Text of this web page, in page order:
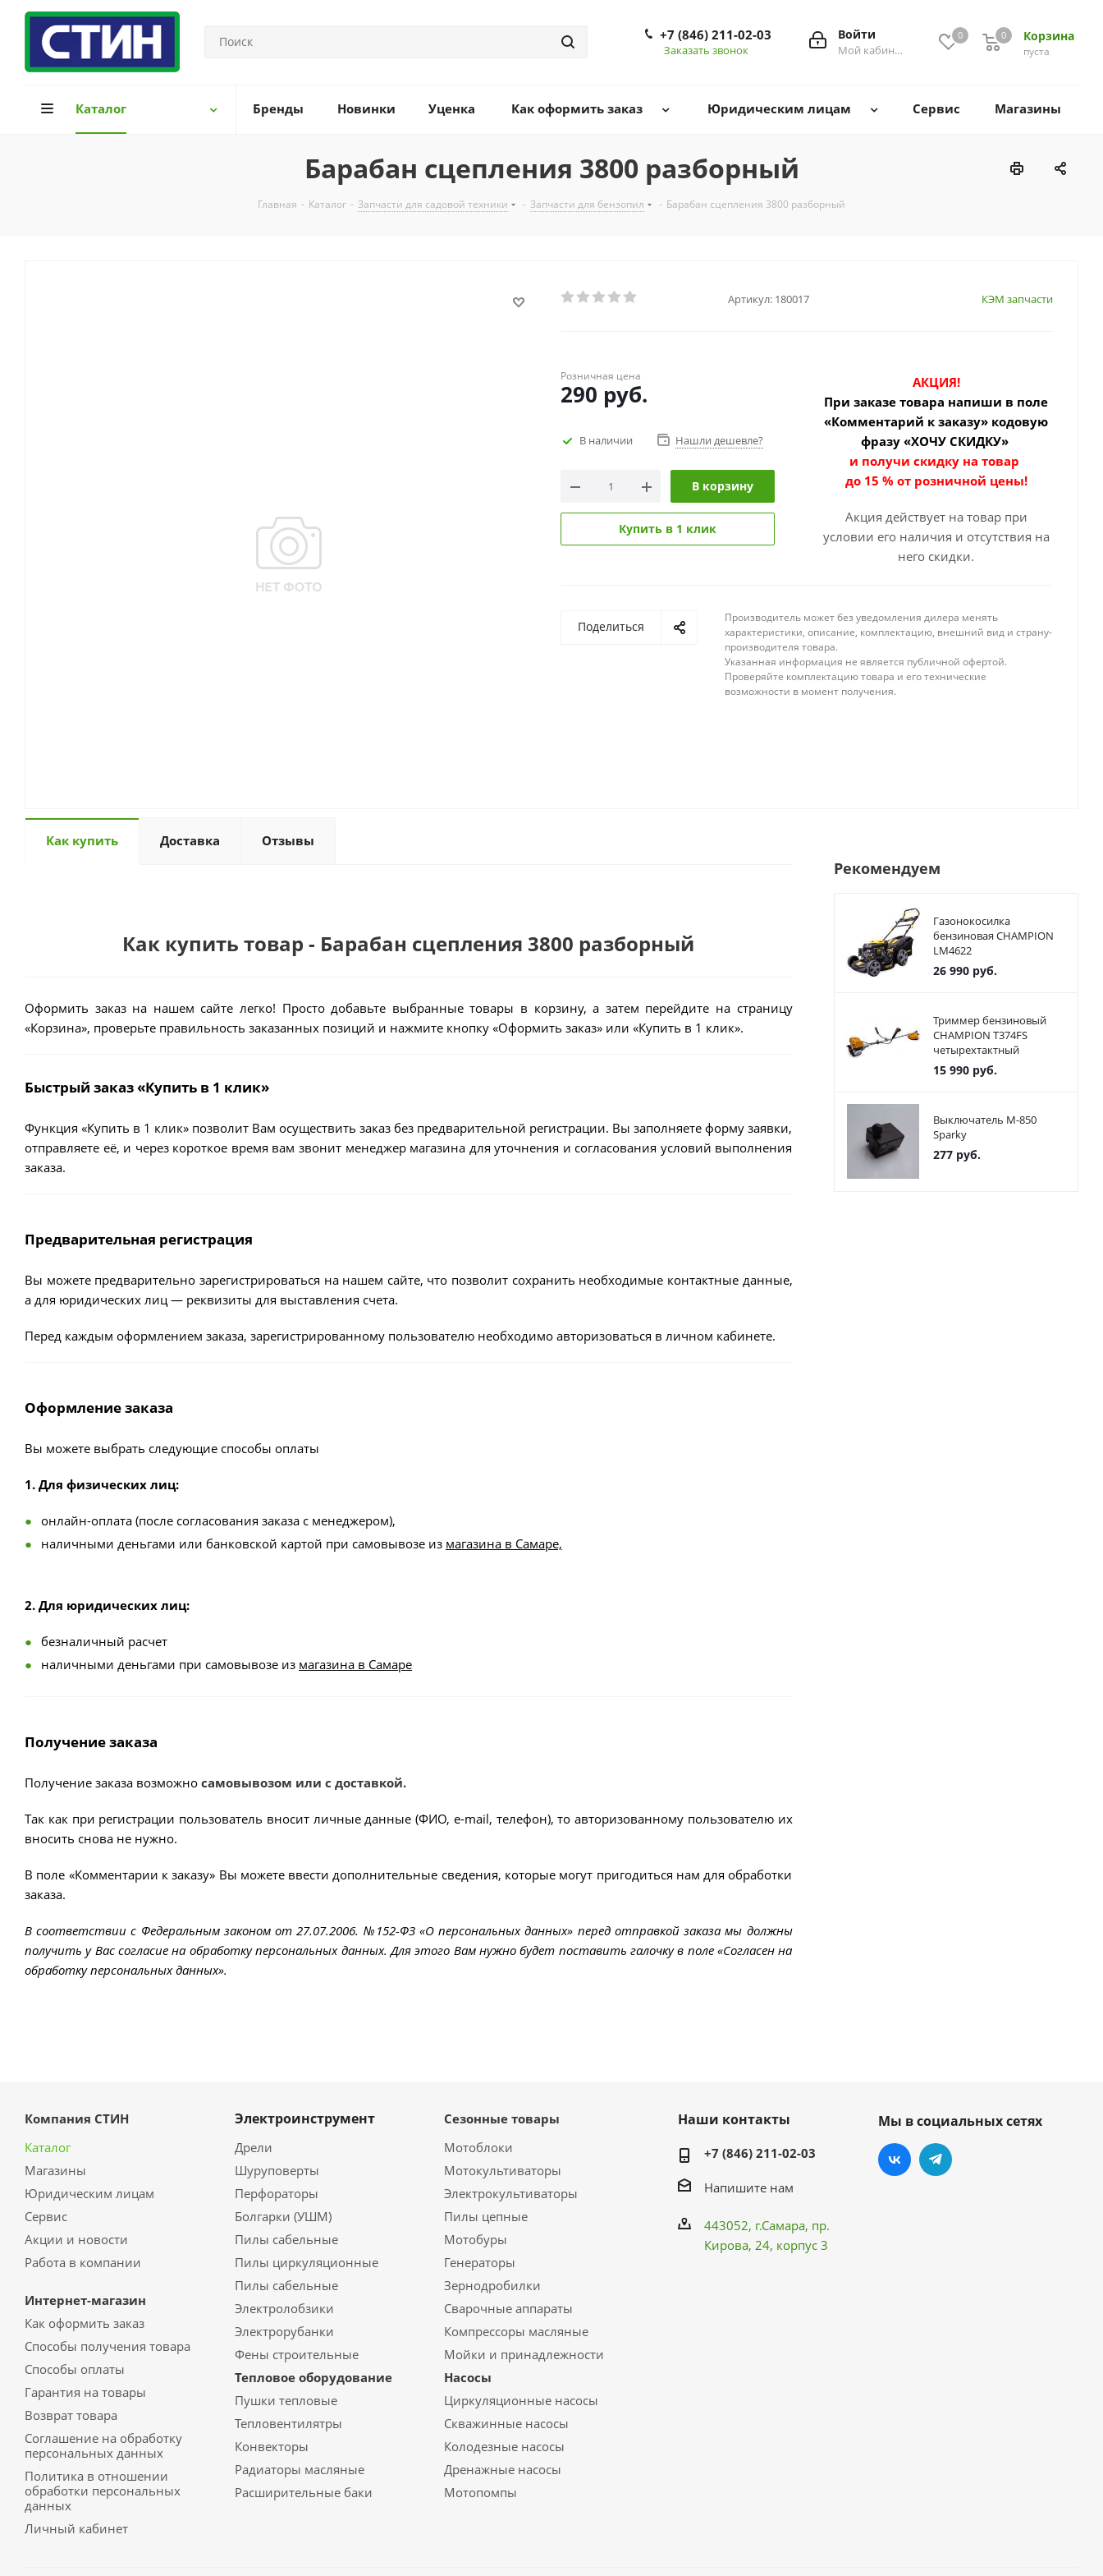
0 Корзина
0
пуста
0
Войти
Мой кабинет
+7 (846) 211-02-03
Заказать звонок
Каталог Бренды Новинки Уценка Как оформить заказ Юридическим лицам Сервис Магазины
Барабан сцепления 3800 разборный
Главная - Каталог - Запчасти для садовой техники - Запчасти для бензопил - Барабан сцепления 3800 разборный
Артикул: 180017 КЭМ запчасти
Розничная цена
290 руб.
В наличии Нашли дешевле?
В корзину
Купить в 1 клик
АКЦИЯ!
При заказе товара напиши в поле
«Комментарий к заказу» кодовую
фразу «ХОЧУ СКИДКУ»
и получи скидку на товар
до 15 % от розничной цены!
Акция действует на товар при
условии его наличия и отсутствия на
него скидки.
Поделиться
Производитель может без уведомления дилера менять
характеристики, описание, комплектацию, внешний вид и страну-
производителя товара.
Указанная информация не является публичной офертой.
Проверяйте комплектацию товара и его технические
возможности в момент получения.
Как купить Доставка Отзывы
Как купить товар - Барабан сцепления 3800 разборный
Оформить заказ на нашем сайте легко! Просто добавьте выбранные товары в корзину, а затем перейдите на страницу
«Корзина», проверьте правильность заказанных позиций и нажмите кнопку «Оформить заказ» или «Купить в 1 клик».
Быстрый заказ «Купить в 1 клик»
Функция «Купить в 1 клик» позволит Вам осуществить заказ без предварительной регистрации. Вы заполняете форму заявки,
отправляете её, и через короткое время вам звонит менеджер магазина для уточнения и согласования условий выполнения
заказа.
Предварительная регистрация
Вы можете предварительно зарегистрироваться на нашем сайте, что позволит сохранить необходимые контактные данные,
а для юридических лиц — реквизиты для выставления счета.
Перед каждым оформлением заказа, зарегистрированному пользователю необходимо авторизоваться в личном кабинете.
Оформление заказа
Вы можете выбрать следующие способы оплаты
1. Для физических лиц:
онлайн-оплата (после согласования заказа с менеджером),
наличными деньгами или банковской картой при самовывозе из магазина в Самаре,
2. Для юридических лиц:
безналичный расчет
наличными деньгами при самовывозе из магазина в Самаре
Получение заказа
Получение заказа возможно самовывозом или с доставкой.
Так как при регистрации пользователь вносит личные данные (ФИО, e-mail, телефон), то авторизованному пользователю их
вносить снова не нужно.
В поле «Комментарии к заказу» Вы можете ввести дополнительные сведения, которые могут пригодиться нам для обработки
заказа.
В соответствии с Федеральным законом от 27.07.2006. №152-ФЗ «О персональных данных» перед отправкой заказа мы должны
получить у Вас согласие на обработку персональных данных. Для этого Вам нужно будет поставить галочку в поле «Согласен на
обработку персональных данных».
Рекомендуем
Газонокосилка
бензиновая CHAMPION
LM4622
26 990руб.
Триммер бензиновый
CHAMPION T374FS
четырехтактный
15 990руб.
Выключатель М-850
Sparky
277руб.
Компания СТИН
Каталог
Магазины
Юридическим лицам
Сервис
Акции и новости
Работа в компании
Интернет-магазин
Как оформить заказ
Способы получения товара
Способы оплаты
Гарантия на товары
Возврат товара
Соглашение на обработку
персональных данных
Политика в отношении
обработки персональных
данных
Личный кабинет
Электроинструмент
Дрели
Шуруповерты
Перфораторы
Болгарки (УШМ)
Пилы сабельные
Пилы циркуляционные
Пилы сабельные
Электролобзики
Электрорубанки
Фены строительные
Тепловое оборудование
Пушки тепловые
Тепловентилятры
Конвекторы
Радиаторы масляные
Расширительные баки
Сезонные товары
Мотоблоки
Мотокультиваторы
Электрокультиваторы
Пилы цепные
Мотобуры
Генераторы
Зернодробилки
Сварочные аппараты
Компрессоры масляные
Мойки и принадлежности
Насосы
Циркуляционные насосы
Скважинные насосы
Колодезные насосы
Дренажные насосы
Мотопомпы
Наши контакты
+7 (846) 211-02-03
Напишите нам
443052, г.Самара, пр.
Кирова, 24, корпус 3
Мы в социальных сетях